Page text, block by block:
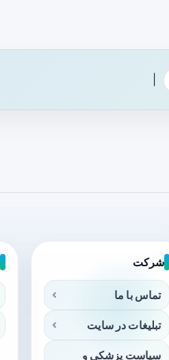
شرکت
تماس با ما
تبلیغات در سایت
سیاست پزشکی و